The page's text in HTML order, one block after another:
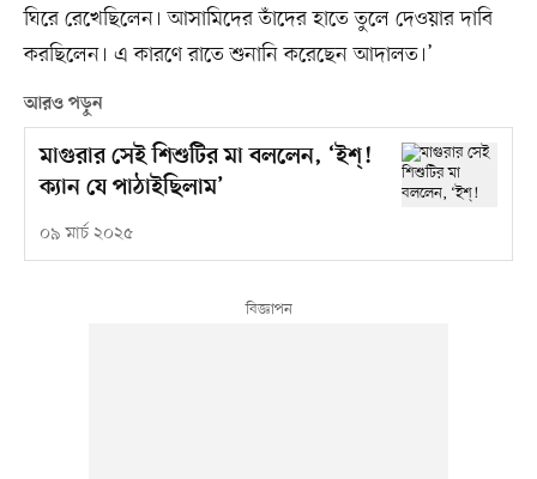
ঘিরে রেখেছিলেন। আসামিদের তাঁদের হাতে তুলে দেওয়ার দাবি
করছিলেন। এ কারণে রাতে শুনানি করেছেন আদালত।’
আরও পড়ুন
মাগুরার সেই শিশুটির মা বললেন, ‘ইশ্‌!
ক্যান যে পাঠাইছিলাম’
০৯ মার্চ ২০২৫